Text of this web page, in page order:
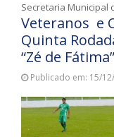
Secretaria Municipal
Veteranos e
Quinta
“Zé de Fátima”
Publicado em: 15/